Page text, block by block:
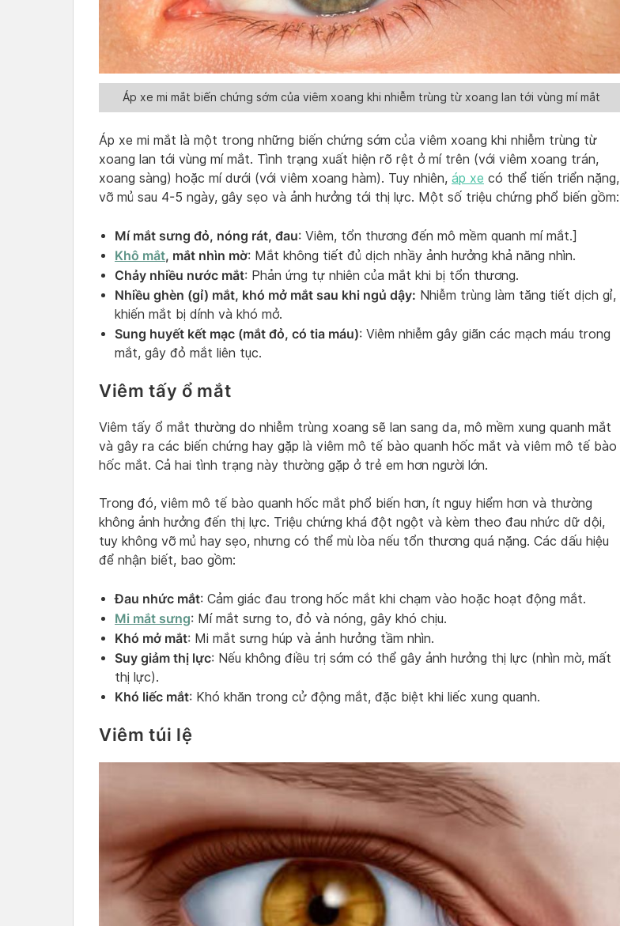
Áp xe mi mắt biến chứng sớm của viêm xoang khi nhiễm trùng từ xoang lan tới vùng mí mắt
Áp xe mi mắt là một trong những biến chứng sớm của viêm xoang khi nhiễm trùng từ
xoang lan tới vùng mí mắt. Tình trạng xuất hiện rõ rệt ở mí trên (với viêm xoang trán,
xoang sàng) hoặc mí dưới (với viêm xoang hàm). Tuy nhiên, áp xe có thể tiến triển nặng,
vỡ mủ sau 4-5 ngày, gây sẹo và ảnh hưởng tới thị lực. Một số triệu chứng phổ biến gồm:
Mí mắt sưng đỏ, nóng rát, đau: Viêm, tổn thương đến mô mềm quanh mí mắt.]
Khô mắt, mắt nhìn mờ: Mắt không tiết đủ dịch nhầy ảnh hưởng khả năng nhìn.
Chảy nhiều nước mắt: Phản ứng tự nhiên của mắt khi bị tổn thương.
Nhiều ghèn (gỉ) mắt, khó mở mắt sau khi ngủ dậy: Nhiễm trùng làm tăng tiết dịch gỉ,
khiến mắt bị dính và khó mở.
Sung huyết kết mạc (mắt đỏ, có tia máu): Viêm nhiễm gây giãn các mạch máu trong
mắt, gây đỏ mắt liên tục.
Viêm tấy ổ mắt
Viêm tấy ổ mắt thường do nhiễm trùng xoang sẽ lan sang da, mô mềm xung quanh mắt
và gây ra các biến chứng hay gặp là viêm mô tế bào quanh hốc mắt và viêm mô tế bào
hốc mắt. Cả hai tình trạng này thường gặp ở trẻ em hơn người lớn.
Trong đó, viêm mô tế bào quanh hốc mắt phổ biến hơn, ít nguy hiểm hơn và thường
không ảnh hưởng đến thị lực. Triệu chứng khá đột ngột và kèm theo đau nhức dữ dội,
tuy không vỡ mủ hay sẹo, nhưng có thể mù lòa nếu tổn thương quá nặng. Các dấu hiệu
để nhận biết, bao gồm:
Đau nhức mắt: Cảm giác đau trong hốc mắt khi chạm vào hoặc hoạt động mắt.
Mi mắt sưng: Mí mắt sưng to, đỏ và nóng, gây khó chịu.
Khó mở mắt: Mi mắt sưng húp và ảnh hưởng tầm nhìn.
Suy giảm thị lực: Nếu không điều trị sớm có thể gây ảnh hưởng thị lực (nhìn mờ, mất
thị lực).
Khó liếc mắt: Khó khăn trong cử động mắt, đặc biệt khi liếc xung quanh.
Viêm túi lệ